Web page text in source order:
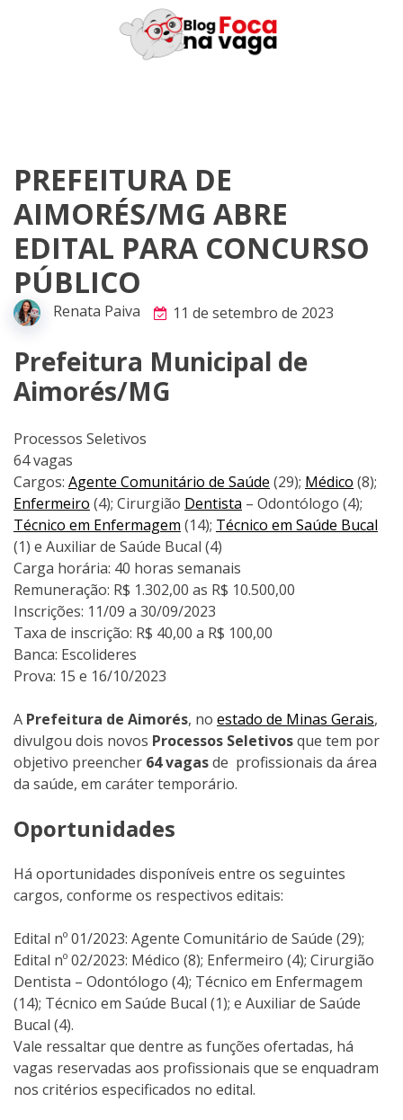
PREFEITURA DE
AIMORÉS/MG ABRE
EDITAL PARA CONCURSO
PÚBLICO
Renata Paiva 11 de setembro de 2023
Prefeitura Municipal de
Aimorés/MG
Processos Seletivos
64 vagas
Cargos: Agente Comunitário de Saúde (29); Médico (8);
Enfermeiro (4); Cirurgião Dentista – Odontólogo (4);
Técnico em Enfermagem (14); Técnico em Saúde Bucal
(1) e Auxiliar de Saúde Bucal (4)
Carga horária: 40 horas semanais
Remuneração: R$ 1.302,00 as R$ 10.500,00
Inscrições: 11/09 a 30/09/2023
Taxa de inscrição: R$ 40,00 a R$ 100,00
Banca: Escolideres
Prova: 15 e 16/10/2023
A Prefeitura de Aimorés, no estado de Minas Gerais,
divulgou dois novos Processos Seletivosque tem por
objetivo preencher 64 vagasde profissionais da área
da saúde, em caráter temporário.
Oportunidades
Há oportunidades disponíveis entre os seguintes
cargos, conforme os respectivos editais:
Edital nº 01/2023: Agente Comunitário de Saúde (29);
Edital nº 02/2023: Médico (8); Enfermeiro (4); Cirurgião
Dentista – Odontólogo (4); Técnico em Enfermagem
(14); Técnico em Saúde Bucal (1); e Auxiliar de Saúde
Bucal (4).
Vale ressaltar que dentre as funções ofertadas, há
vagas reservadas aos profissionais que se enquadram
nos critérios especificados no edital.